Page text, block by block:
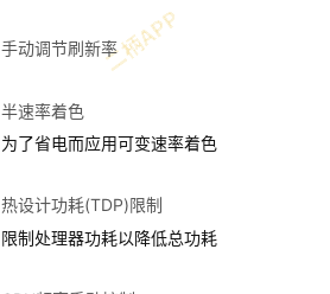
手动调节刷新率
半速率着色
为了省电而应用可变速率着色
热设计功耗(TDP)限制
限制处理器功耗以降低总功耗